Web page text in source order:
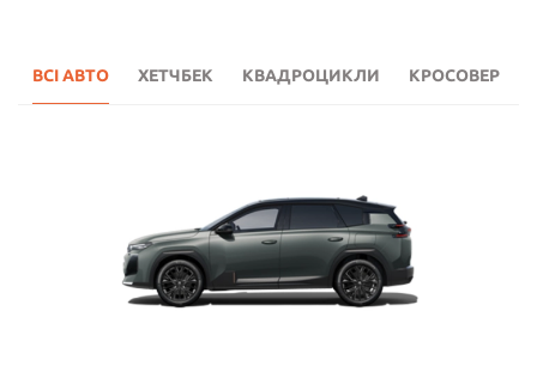
ВСІ АВТО ХЕТЧБЕК КВАДРОЦИКЛИ КРОСОВЕР